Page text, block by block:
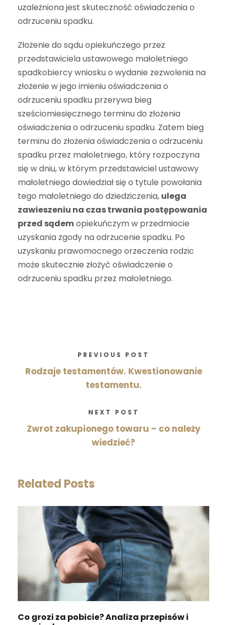
uzależniona jest skuteczność oświadczenia o
odrzuceniu spadku.
Złożenie do sądu opiekuńczego przez
przedstawiciela ustawowego małoletniego
spadkobiercy wniosku o wydanie zezwolenia na
złożenie w jego imieniu oświadczenia o
odrzuceniu spadku przerywa bieg
sześciomiesięcznego terminu do złożenia
oświadczenia o odrzuceniu spadku. Zatem bieg
terminu do złożenia oświadczenia o odrzuceniu
spadku przez małoletniego, który rozpoczyna
się w dniu, w którym przedstawiciel ustawowy
małoletniego dowiedział się o tytule powołania
tego małoletniego do dziedziczenia, ulega
zawieszeniu na czas trwania postępowania
przed sądemopiekuńczym w przedmiocie
uzyskania zgody na odrzucenie spadku. Po
uzyskaniu prawomocnego orzeczenia rodzic
może skutecznie złożyć oświadczenie o
odrzuceniu spadku przez małoletniego.
PREVIOUS POST
Rodzaje testamentów. Kwestionowanie
testamentu.
NEXT POST
Zwrot zakupionego towaru – co należy
wiedzieć?
Related Posts
Co grozi za pobicie? Analiza przepisów i